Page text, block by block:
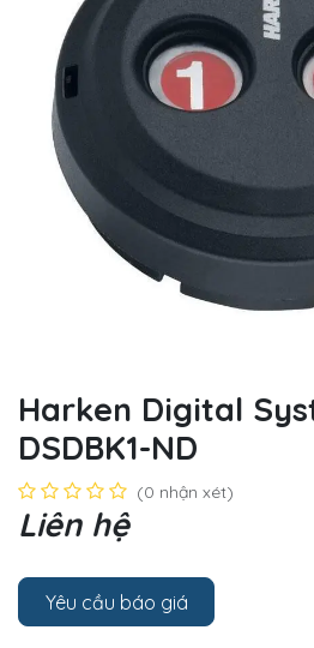
Harken Digital
DSDBK1-ND
(0 nhận xét)
Liên hệ
Yêu cầu báo giá